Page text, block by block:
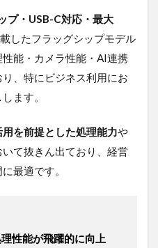
プ・USB-C対応・最大
したフラッグシップモデル
能・カメラ性能・AI連携
、特にビジネス利用にお
ます。
を前提とした処理能力や
いて抜きん出ており、経営
最適です。
性能が飛躍的に向上